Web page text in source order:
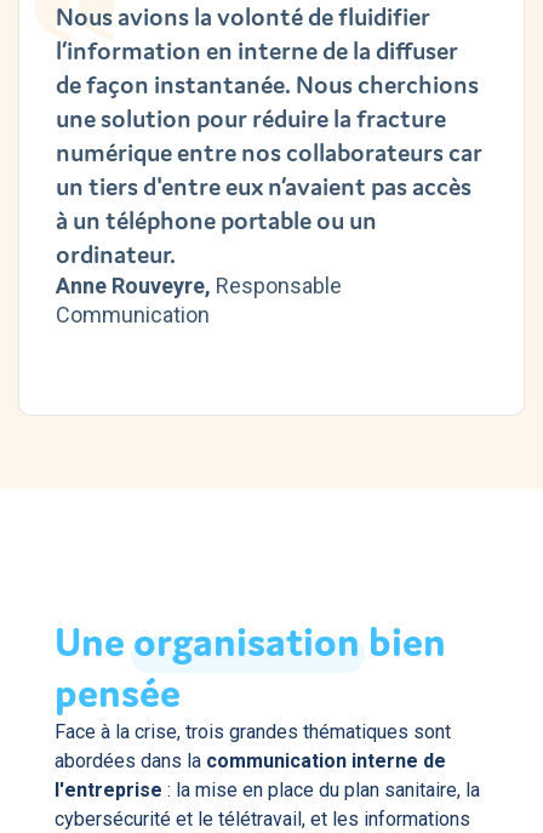
Nous avions la volonté de fluidifier
l’information en interne de la diffuser
de façon instantanée. Nous cherchions
une solution pour réduire la fracture
numérique entre nos collaborateurs car
un tiers d'entre eux n’avaient pas accès
à un téléphone portable ou un
ordinateur.
Anne Rouveyre, Responsable
Communication
Une organisation bien
pensée
Face à la crise, trois grandes thématiques sont
abordées dans la communication interne de
l'entreprise : la mise en place du plan sanitaire, la
cybersécurité et le télétravail, et les informations